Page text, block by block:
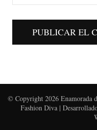
© Copyright 2026 Enamorada
Fashion Diva |